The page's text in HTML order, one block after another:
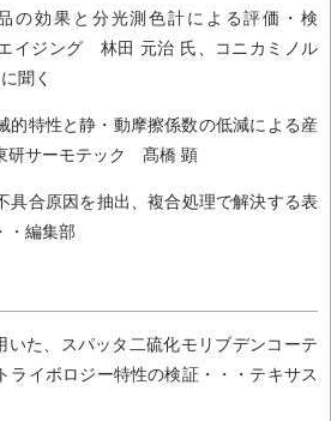
の効果と分光測色計による評価・検
イジング 林田 元治 氏、コニカミノル
聞く
特性と静・動摩擦係数の低減による産
研サーモテック 髙橋 顕
合原因を抽出、複合処理で解決する表
・編集部
いた、スパッタ二硫化モリブデンコーテ
ライボロジー特性の検証・・・テキサス